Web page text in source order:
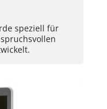
speziell für